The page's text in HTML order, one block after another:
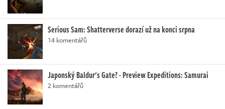
Serious Sam: Shatterverse dorazí už na konci srpna
14 komentářů
Japonský Baldur's Gate? - Preview Expeditions: Samurai
2 komentářů